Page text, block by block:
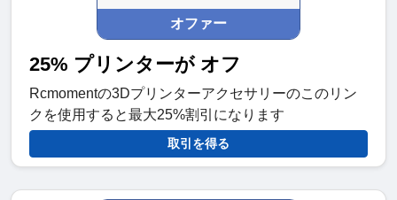
オファー
25% プリンターが オフ
Rcmomentの3Dプリンターアクセサリーのこのリン
クを使用すると最大25%割引になります
取引を得る